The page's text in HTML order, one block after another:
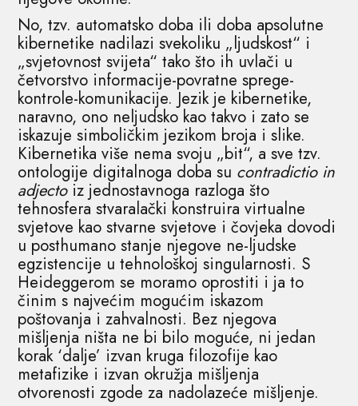
No, tzv. automatsko doba ili doba apsolutne
kibernetike nadilazi svekoliku „ljudskost“ i
„svjetovnost svijeta“ tako što ih uvlači u
četvorstvo informacije-povratne sprege-
kontrole-komunikacije. Jezik je kibernetike,
naravno, ono neljudsko kao takvo i zato se
iskazuje simboličkim jezikom broja i slike.
Kibernetika više nema svoju „bit“, a sve tzv.
ontologije digitalnoga doba su contradictio in
adjectoiz jednostavnoga razloga što
tehnosfera stvaralački konstruira virtualne
svjetove kao stvarne svjetove i čovjeka dovodi
u posthumano stanje njegove ne-ljudske
egzistencije u tehnološkoj singularnosti. S
Heideggerom se moramo oprostiti i ja to
činim s najvećim mogućim iskazom
poštovanja i zahvalnosti. Bez njegova
mišljenja ništa ne bi bilo moguće, ni jedan
korak ‘dalje’ izvan kruga filozofije kao
metafizike i izvan okružja mišljenja
otvorenosti zgode za nadolazeće mišljenje.